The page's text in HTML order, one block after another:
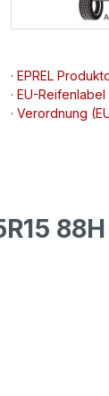
· EPREL
· EU-
· Verordnung